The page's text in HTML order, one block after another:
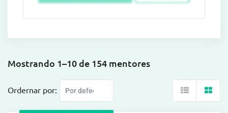
Mostrando 1–10 de 154 mentores
Ordernar por: